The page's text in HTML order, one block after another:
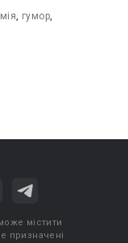
, гумор,
містити
призначені